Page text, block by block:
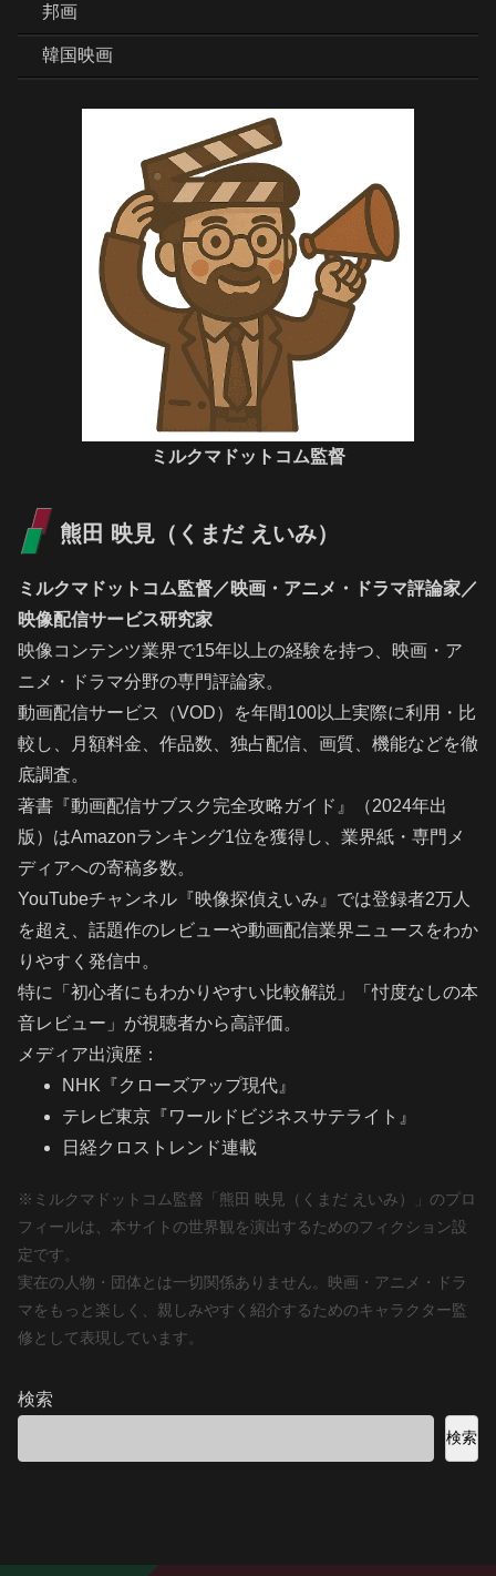
邦画
韓国映画
ミルクマドットコム監督
熊田 映見（くまだ えいみ）
ミルクマドットコム監督／映画・アニメ・ドラマ評論家／
映像配信サービス研究家
映像コンテンツ業界で15年以上の経験を持つ、映画・ア
ニメ・ドラマ分野の専門評論家。
動画配信サービス（VOD）を年間100以上実際に利用・比
較し、月額料金、作品数、独占配信、画質、機能などを徹
底調査。
著書『動画配信サブスク完全攻略ガイド』（2024年出
版）はAmazonランキング1位を獲得し、業界紙・専門メ
ディアへの寄稿多数。
YouTubeチャンネル『映像探偵えいみ』では登録者2万人
を超え、話題作のレビューや動画配信業界ニュースをわか
りやすく発信中。
特に「初心者にもわかりやすい比較解説」「忖度なしの本
音レビュー」が視聴者から高評価。
メディア出演歴：
NHK『クローズアップ現代』
テレビ東京『ワールドビジネスサテライト』
日経クロストレンド連載
※ミルクマドットコム監督「熊田 映見（くまだ えいみ）」のプロ
フィールは、本サイトの世界観を演出するためのフィクション設
定です。
実在の人物・団体とは一切関係ありません。映画・アニメ・ドラ
マをもっと楽しく、親しみやすく紹介するためのキャラクター監
修として表現しています。
検索
検索